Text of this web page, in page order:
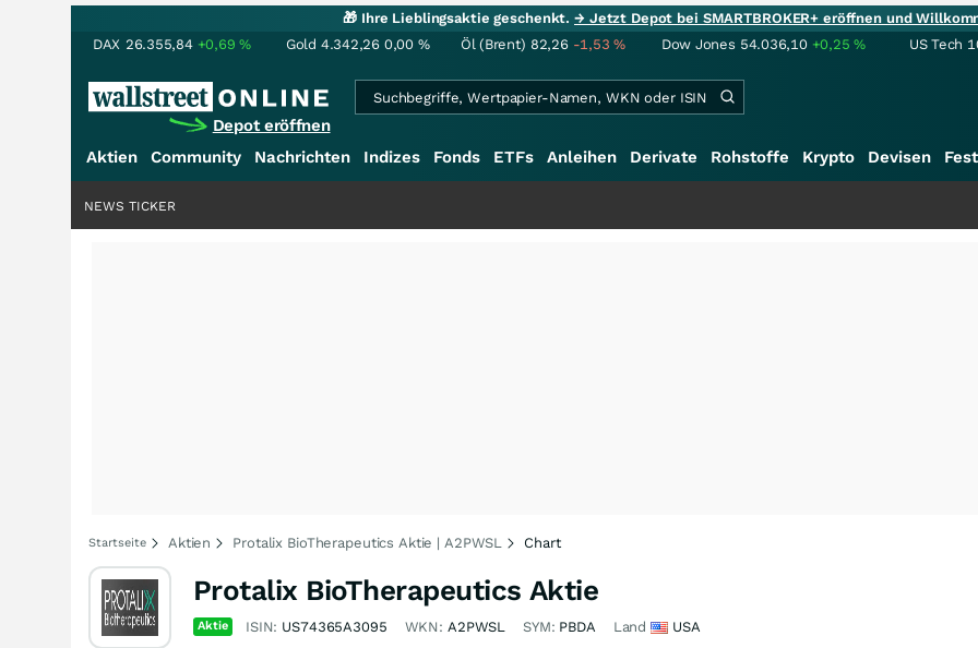
🎁 Ihre Lieblingsaktie geschenkt.→ Jetzt Depot bei SMARTBROKER+ eröffnen und
DAX 26.355,84 +0,69% Gold 4.342,26 0,00 % Öl (Brent) 82,26 -1,53% Dow Jones 54.036,10 +0,25% US Tech
Depot eröffnen
Aktien Community Nachrichten Indizes Fonds ETFs Anleihen Derivate Rohstoffe Krypto Devisen
NEWS TICKER
Startseite Aktien Protalix BioTherapeutics Aktie | A2PWSL Chart
Protalix BioTherapeutics Aktie
Aktie ISIN: US74365A3095 WKN: A2PWSL SYM: PBDA Land USA